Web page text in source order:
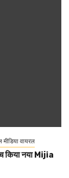
मीडिया वायरल
किया नया Mijia